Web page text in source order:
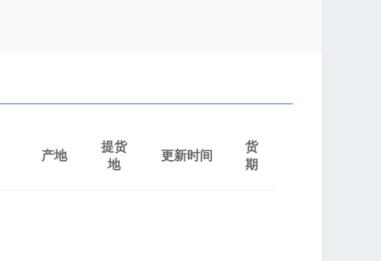
产地
提货
地
更新时间
货
期